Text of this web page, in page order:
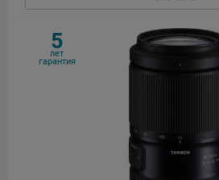
5
лет
гарантия